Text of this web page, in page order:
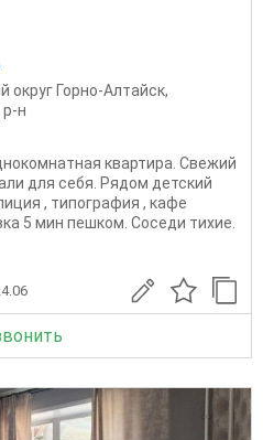
округ Горно-Алтайск,
н
квартира. Свежий
для себя. Рядом детский
, типография , кафе
5 мин пешком. Соседи тихие.